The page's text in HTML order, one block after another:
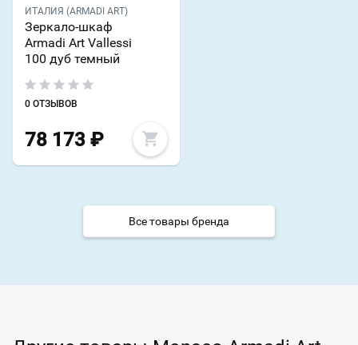
ИТАЛИЯ (ARMADI ART)
Зеркало-шкаф
Armadi Art Vallessi
100 дуб темный
0 ОТЗЫВОВ
78 173 ₽
Все товары бренда